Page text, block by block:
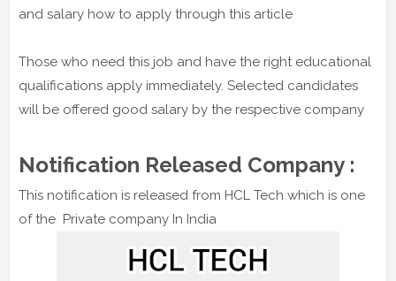
and salary how to apply through this article
Those who need this job and have the right educational
qualifications apply immediately. Selected candidates
will be offered good salary by the respective company
Notification Released Company :
This notification is released from HCL Tech which is one
of the Private company In India